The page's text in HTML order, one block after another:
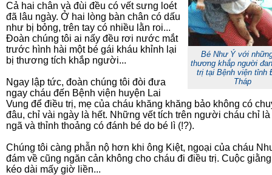
Bé Như Ý với
thương khắp người
trị tại Bệnh viện tỉnh
Tháp
Cả hai chân và đùi đều có vết sưng loét
đã lâu ngày. Ở hai lòng bàn chân có dấu
như bị bỏng, trên tay có nhiều lằn roi...
Đoàn chúng tôi ai nấy đều rơi nước mắt
trước hình hài một bé gái kháu khỉnh lại
bị thương tích khắp người...
Ngay lập tức, đoàn chúng tôi đòi đưa
ngay cháu đến Bệnh viện huyện Lai
Vung để điều trị, mẹ của cháu khăng khăng bảo không có
đâu, chỉ vài ngày là hết. Những vết tích trên người cháu chỉ là
ngã và thỉnh thoảng có đánh bé do bé lì (!?).
Chúng tôi càng phẫn nộ hơn khi ông Kiệt, ngoại của cháu
đám về cũng ngăn cản không cho cháu đi điều trị. Cuộc
kéo dài mấy giờ liền...